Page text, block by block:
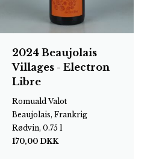
2024 Beaujolais
Villages - Electron
Libre
Romuald Valot
Beaujolais, Frankrig
Rødvin, 0.75 l
170,00 DKK